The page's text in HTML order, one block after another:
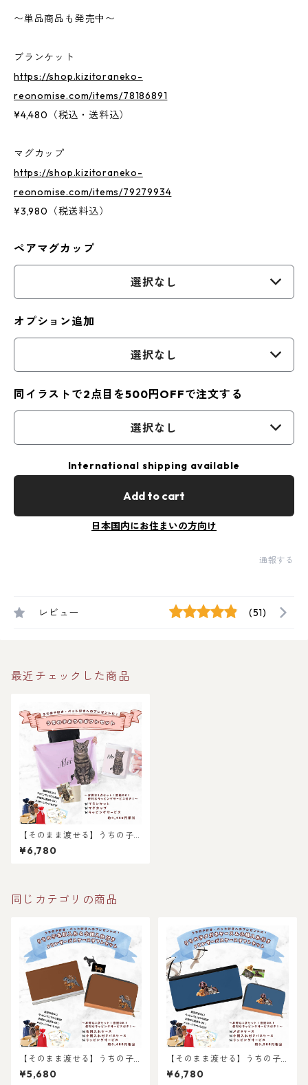
〜単品商品も発売中〜
ブランケット
https://shop.kizitoraneko-
reonomise.com/items/78186891
¥4,480（税込・送料込）
マグカップ
https://shop.kizitoraneko-
reonomise.com/items/79279934
¥3,980（税送料込）
ペアマグカップ
選択なし
オプション追加
選択なし
同イラストで2点目を500円OFFで注文する
選択なし
International shipping available
Add to cart
日本国内にお住まいの方向け
通報する
レビュー (51)
最近チェックした商品
【そのまま渡せる】うちの子
おうちギフトセット｜写真か
らリアルなイラスト作成・ラ
ット！父の日・母の日のプレ
ゼントに！
¥6,780
同じカテゴリの商品
【そのまま渡せる】うちの子
名刺ケース＆小銭入れ付きカ
ードケースギフトセット｜猫
¥5,680
【そのまま渡せる】うちの子
メガネケース＆小銭入れ付き
カードケースギフトセット｜
¥6,780